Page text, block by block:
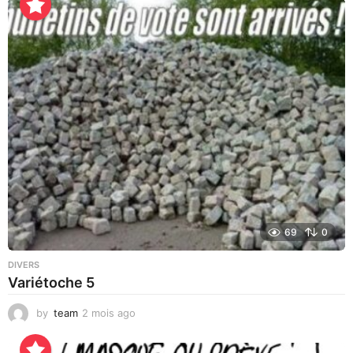
u
r
s
a
g
o
69 0
DIVERS
Variétoche 5
by team 2 mois ago
e